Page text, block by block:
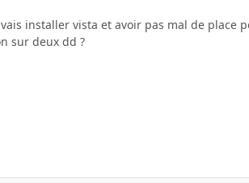
installer vista et avoir pas mal de place
sur deux dd ?